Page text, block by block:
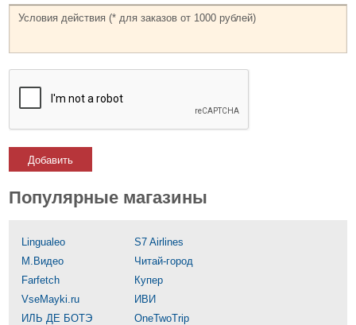
Добавить
Популярные магазины
Lingualeo
S7 Airlines
М.Видео
Читай-город
Farfetch
Купер
VseMayki.ru
ИВИ
ИЛЬ ДЕ БОТЭ
OneTwoTrip